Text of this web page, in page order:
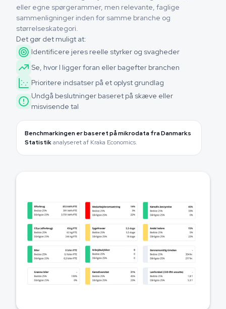
eller egne spørgerammer, men relevante, faglige
sammenligninger inden for samme branche og
størrelseskategori.
Det gør det muligt at:
Identificere jeres reelle styrker og svagheder
Se, hvor I ligger foran eller bagefter branchen
Prioritere indsatser på et oplyst grundlag
Undgå beslutninger baseret på skæve eller
misvisende tal
Benchmarkingen er baseret på mikrodata fra Danmarks
Statistikanalyseret af Kraka Economics.